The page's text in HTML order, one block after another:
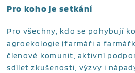
Pro koho je setkání
Pro všechny, kdo se pohybují
agroekologie (farmáři a
členové komunit, aktivní
sdílet zkušenosti, výzvy i